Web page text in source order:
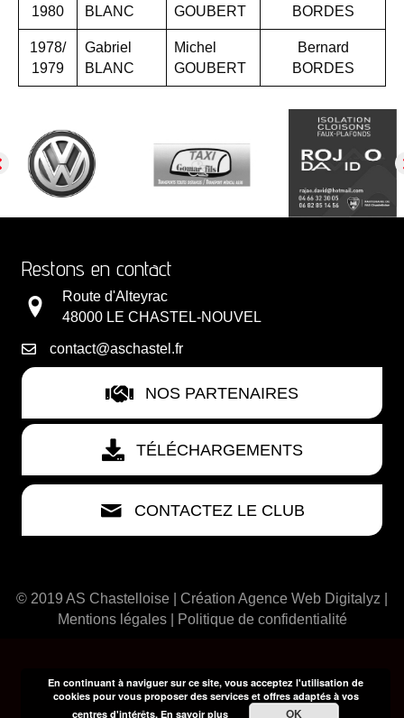
1980
BLANC
GOUBERT
BORDES
1978/
1979
Gabriel
BLANC
Michel
GOUBERT
Bernard
BORDES
Restons en contact
Route d'Alteyrac
48000 LE CHASTEL-NOUVEL
contact@aschastel.fr
NOS PARTENAIRES
TÉLÉCHARGEMENTS
CONTACTEZ LE CLUB
© 2019 AS Chastelloise | Création Agence Web Digitalyz
Mentions légales| Politique de confidentialité
En continuant à naviguer sur ce site, vous acceptez l'utilisation de
cookies pour vous proposer des services et offres adaptés à vos
centres d'intérêts.En savoir plus OK